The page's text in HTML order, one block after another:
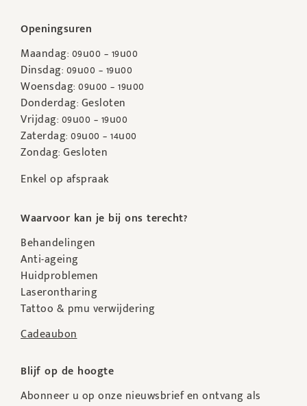
Openingsuren
Maandag: 09u00 – 19u00
Dinsdag: 09u00 – 19u00
Woensdag: 09u00 – 19u00
Donderdag: Gesloten
Vrijdag: 09u00 – 19u00
Zaterdag: 09u00 – 14u00
Zondag: Gesloten
Enkel op afspraak
Waarvoor kan je bij ons terecht?
Behandelingen
Anti-ageing
Huidproblemen
Laserontharing
Tattoo & pmu verwijdering
Cadeaubon
Blijf op de hoogte
Abonneer u op onze nieuwsbrief en ontvang als